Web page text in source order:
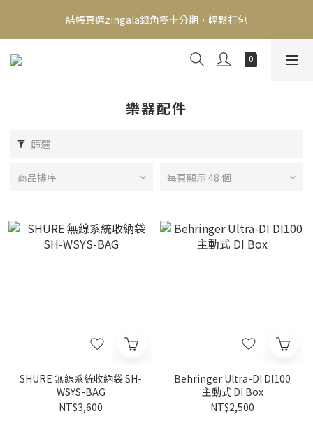
新會員送500！滿額最高回饋2000，刷卡最高12期零利率，馬上了
解👉
結帳頁選zingala銀角零卡分期，輕鬆打包
新會員送500！滿額最高回饋2000，刷卡最高12期零利率，馬上了
樂器配件
篩選
商品排序 每頁顯示 48 個
SHURE 無線系統收納袋 SH-
WSYS-BAG
NT$3,600
Behringer Ultra-DI DI100
主動式 DI Box
NT$2,500